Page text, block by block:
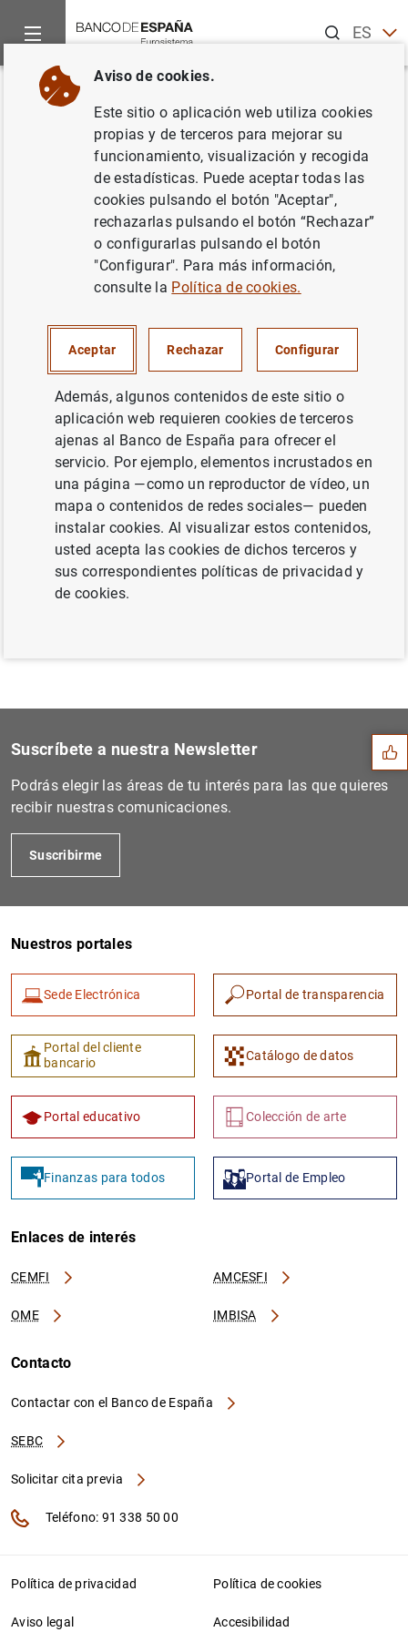
ESEN
Inicio Noticias y eventos
Volver
Estado financiero consolidado
del Eurosistema a 7 de julio de
BCE, EUROSISTEMA
Estado financiero consolidado del
Eurosistema a 7 de julio de 2023 (495KB)
Anterior
Siguiente
El BCE consulta a los europ...
Sugerencias
1 2
Suscríbete a nuestra Newsletter
Podrás elegir las áreas de tu interés para las que quieres
recibir nuestras comunicaciones.
Suscribirme
Nuestros portales
Sede Electrónica Portal de transparencia
Portal del cliente
bancario
Catálogo de datos
Portal educativo Colección de arte
Finanzas para todos Portal de Empleo
Enlaces de interés
CEMFI AMCESFI
OME IMBISA
Contacto
Contactar con el Banco de España
SEBC
Solicitar cita previa
Teléfono: 91 338 50 00
Política de privacidad Política de cookies
Aviso legal Accesibilidad
Aviso de cookies.
Este sitio o aplicación web utiliza cookies
propias y de terceros para mejorar su
funcionamiento, visualización y recogida
de estadísticas. Puede aceptar todas las
cookies pulsando el botón "Aceptar",
rechazarlas pulsando el botón “Rechazar”
o configurarlas pulsando el botón
"Configurar". Para más información,
consulte la Política de cookies.
Aceptar Rechazar Configurar
Además, algunos contenidos de este sitio o
aplicación web requieren cookies de terceros
ajenas al Banco de España para ofrecer el
servicio. Por ejemplo, elementos incrustados en
una página —como un reproductor de vídeo, un
mapa o contenidos de redes sociales— pueden
instalar cookies. Al visualizar estos contenidos,
usted acepta las cookies de dichos terceros y
sus correspondientes políticas de privacidad y
de cookies.